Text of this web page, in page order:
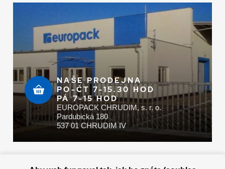
NAŠE PRODEJNA
PO-ČT 7-15.30 HOD
PÁ 7-15 HOD
EUROPACK CHRUDIM, s. r. o.
Pardubická 180
537 01 CHRUDIM IV